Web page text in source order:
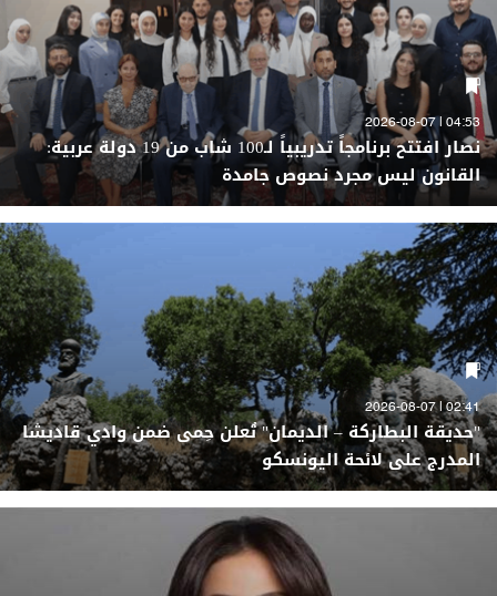
04:53 | 2026-08-07
نصار افتتح برنامجاً تدريبياً لـ100 شاب من 19 دولة عربية:
القانون ليس مجرد نصوص جامدة
02:41 | 2026-08-07
"حديقة البطاركة – الديمان" تُعلن حِمى ضمن وادي قاديشا
المدرج على لائحة اليونسكو